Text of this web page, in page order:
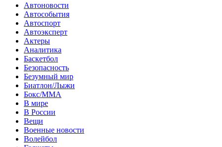
Автоновости
Автособытия
Автоспорт
Автоэксперт
Актеры
Аналитика
Баскетбол
Безопасность
Безумный мир
Биатлон/Лыжи
Бокс/MMA
В мире
В России
Вещи
Военные новости
Волейбол